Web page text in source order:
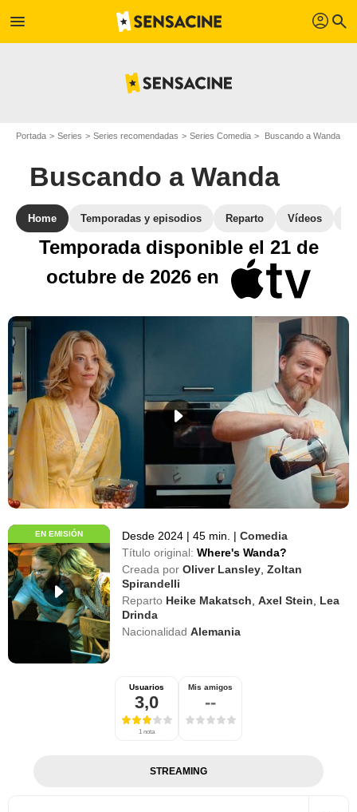
menu profil search
Portada Series Series recomendadas Series Comedia Buscando a Wanda
Buscando a Wanda
Home Temporadas y episodios Reparto Vídeos
Temporada disponible el 21 de
octubre de 2026 en
EN EMISIÓN Desde 2024 | 45 min. | Comedia
Título original: Where's Wanda?
Creada por Oliver Lansley ,Zoltan
Spirandelli
Reparto Heike Makatsch ,Axel Stein
Lea
Drinda
Nacionalidad Alemania
Usuarios
3,0
1 nota
Mis amigos
--
STREAMING